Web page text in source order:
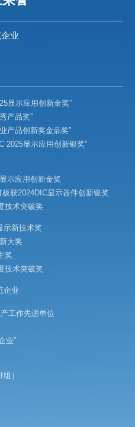
业
显示应用创新金奖”
产品奖”
产品创新奖金鼎奖”
2025显示应用创新银奖”
示应用创新金奖
获2024DIC显示器件创新银奖
技术突破奖
示新技术奖
大奖
奖
技术突破奖
企业
工作先进单位
业”
）